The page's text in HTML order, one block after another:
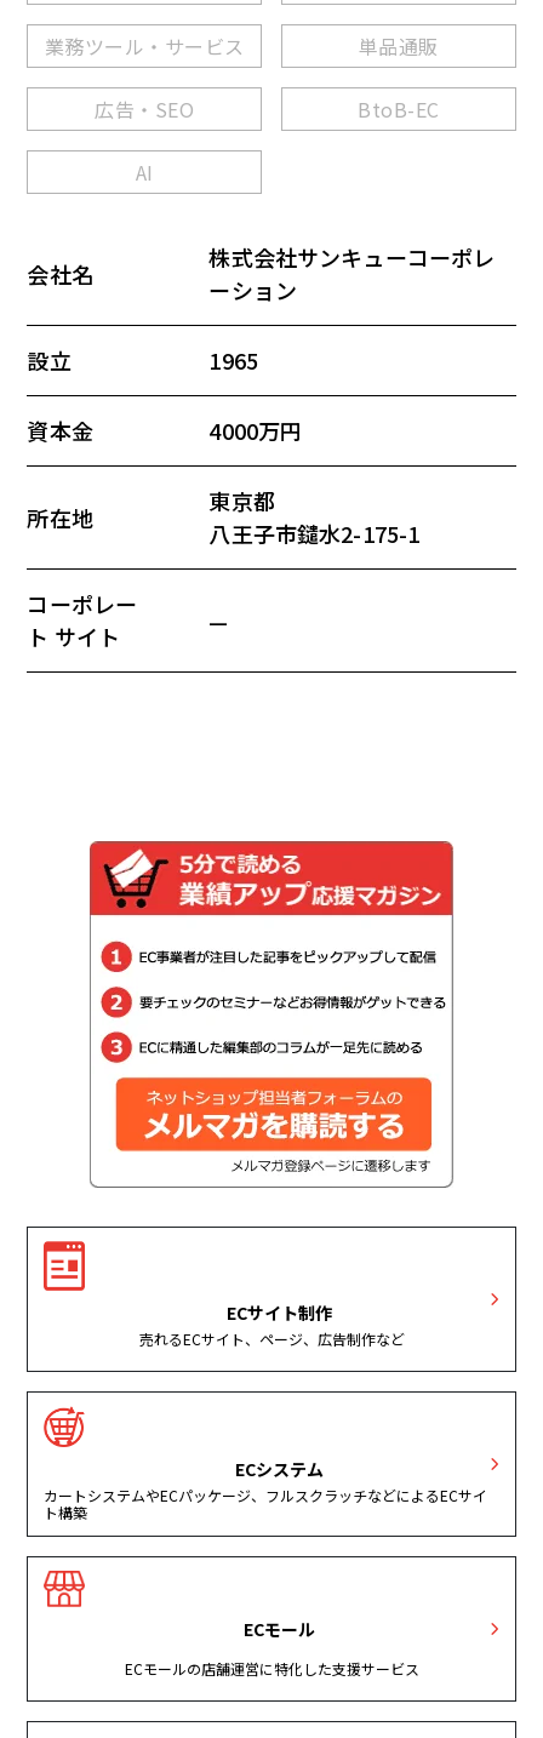
業務ツール・サービス 単品通販
広告・SEO BtoB-EC
AI
会社名
株式会社サンキューコーポレ
ーション
設立 1965
資本金 4000万円
所在地
東京都
八王子市鑓水2-175-1
コーポレー
ト サイト
—
ECサイト制作
売れるECサイト、ページ、広告制作など
ECシステム
カートシステムやECパッケージ、フルスクラッチなどによるECサイ
ト構築
ECモール
ECモールの店舗運営に特化した支援サービス